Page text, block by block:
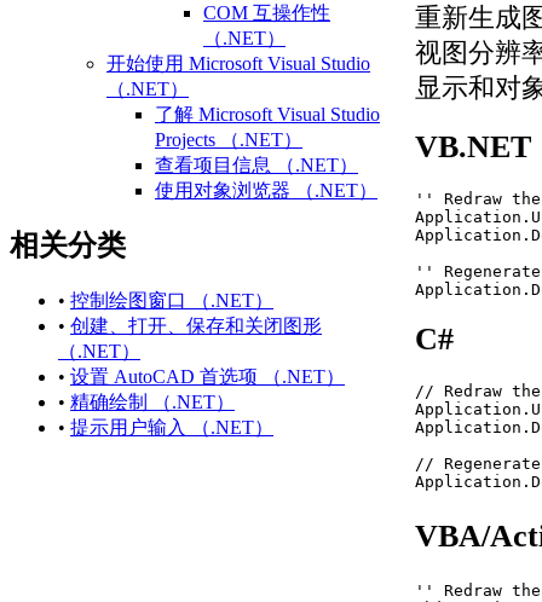
COM 互操作性
（.NET）
开始使用 Microsoft Visual Studio
（.NET）
了解 Microsoft Visual Studio
Projects （.NET）
查看项目信息 （.NET）
使用对象浏览器 （.NET）
相关 AutoCAD 命令和术语
（.NET）
有关 Microsoft Visual Studio
（.NET） 的更多信息
定义项目中的组件 （.NET）
每个文档数据
（.NET）
相关分类
• 控制绘图窗口 （.NET）
• 创建、打开、保存和关闭图形
（.NET）
• 设置 AutoCAD 首选项 （.NET）
• 精确绘制 （.NET）
• 提示用户输入 （.NET）
重新生成
视图分辨
显示和对
VB.NET
'' Redraw
''
C#
// Redraw
//
VBA/
'' Redraw